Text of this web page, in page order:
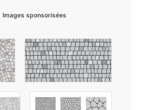
Images sponsorisées